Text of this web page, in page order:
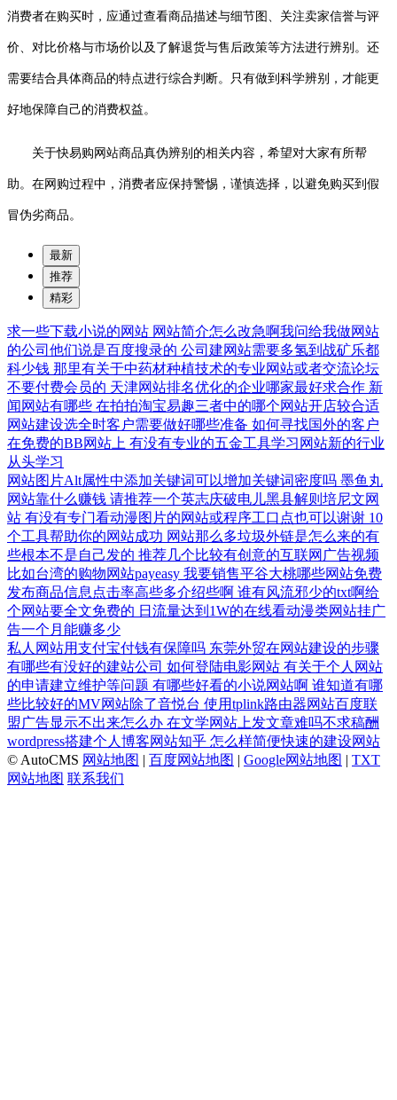
消费者在购买时，应通过查看商品描述与细节图、关注卖家信誉与评
价、对比价格与市场价以及了解退货与售后政策等方法进行辨别。还
需要结合具体商品的特点进行综合判断。只有做到科学辨别，才能更
好地保障自己的消费权益。
关于快易购网站商品真伪辨别的相关内容，希望对大家有所帮
助。在网购过程中，消费者应保持警惕，谨慎选择，以避免购买到假
冒伪劣商品。
最新
推荐
精彩
求一些下载小说的网站 网站简介怎么改急啊我问给我做网站
的公司他们说是百度搜录的 公司建网站需要多氢到战矿乐都
科少钱 那里有关于中药材种植技术的专业网站或者交流论坛
不要付费会员的 天津网站排名优化的企业哪家最好求合作 新
闻网站有哪些 在拍拍淘宝易趣三者中的哪个网站开店较合适
网站建设选全时客户需要做好哪些准备 如何寻找国外的客户
在免费的BB网站上 有没有专业的五金工具学习网站新的行业
从头学习
网站图片Alt属性中添加关键词可以增加关键词密度吗 墨鱼丸
网站靠什么赚钱 请推荐一个英志庆破电儿黑县解则培尼文网
站 有没有专门看动漫图片的网站或程序工口点也可以谢谢 10
个工具帮助你的网站成功 网站那么多垃圾外链是怎么来的有
些根本不是自己发的 推荐几个比较有创意的互联网广告视频
比如台湾的购物网站payeasy 我要销售平谷大桃哪些网站免费
发布商品信息点击率高些多介绍些啊 谁有风流邪少的txt啊给
个网站要全文免费的 日流量达到1W的在线看动漫类网站挂广
告一个月能赚多少
私人网站用支付宝付钱有保障吗 东莞外贸在网站建设的步骤
有哪些有没好的建站公司 如何登陆电影网站 有关于个人网站
的申请建立维护等问题 有哪些好看的小说网站啊 谁知道有哪
些比较好的MV网站除了音悦台 使用tplink路由器网站百度联
盟广告显示不出来怎么办 在文学网站上发文章难吗不求稿酬
wordpress搭建个人博客网站知乎 怎么样简便快速的建设网站
© AutoCMS 网站地图 | 百度网站地图 | Google网站地图 | TXT
网站地图 联系我们